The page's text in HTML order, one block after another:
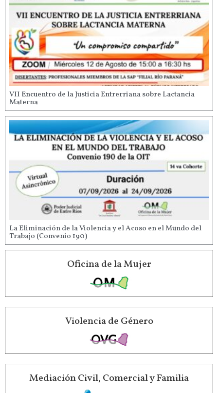
VII Encuentro de la Justicia Entrerriana sobre Lactancia
Materna
La Eliminación de la Violencia y el Acoso en el Mundo del
Trabajo (Convenio 190)
Oficina de la Mujer
Violencia de Género
Mediación Civil, Comercial y Familia